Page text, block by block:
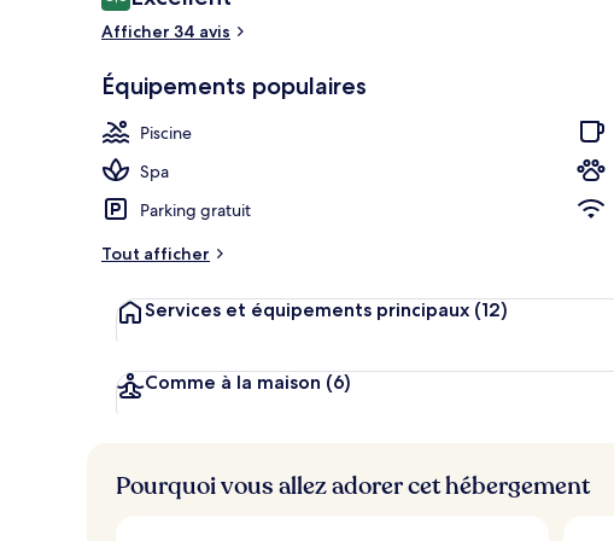
voyageurs
Afficher 34 avis
Équipements populaires
Piscine
Spa
Parking gratuit
Tout afficher
Services et équipements principaux (12)
Comme à la maison (6)
Pourquoi vous allez adorer cet hébergement